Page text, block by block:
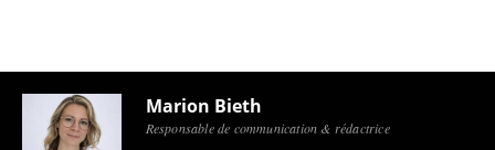
Marion Bieth
Responsable de communication & rédactrice